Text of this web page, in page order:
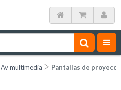
Av multimedia Pantallas de